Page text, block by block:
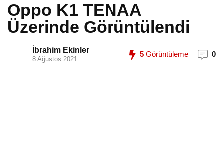
Oppo K1 TENAA
Üzerinde Görüntülendi
İbrahim Ekinler
8 Ağustos 2021
5 Görüntüleme 0